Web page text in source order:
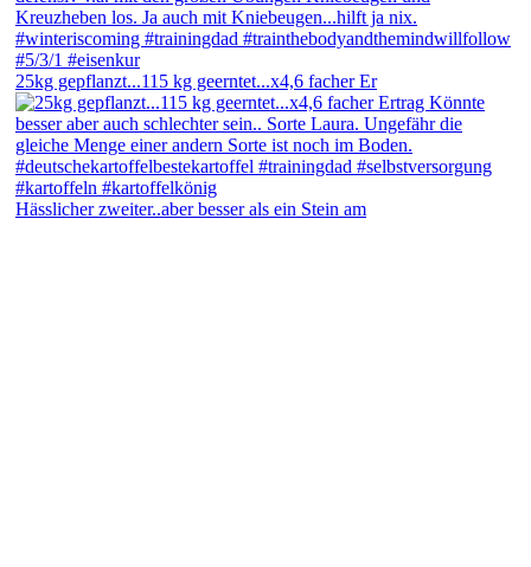
25kg gepflanzt...115 kg geerntet...x4,6 facher Er
Hässlicher zweiter..aber besser als ein Stein am